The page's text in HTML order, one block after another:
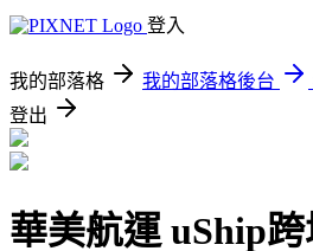
登入
我的部落格 我的部落格後台
登出
華美航運 uShip